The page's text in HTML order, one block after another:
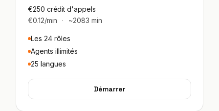
€250 crédit d'appels
€0.12/min
· ~2083 min
Les 24 rôles
Agents illimités
25 langues
Démarrer